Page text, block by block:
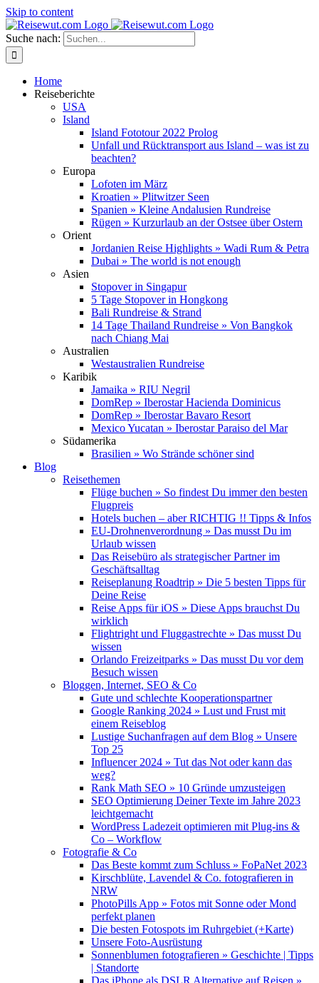
Skip to content
Suche nach:
Home
Reiseberichte
USA
Island
Island Fototour 2022 Prolog
Unfall und Rücktransport aus Island – was ist zu
beachten?
Europa
Lofoten im März
Kroatien » Plitwitzer Seen
Spanien » Kleine Andalusien Rundreise
Rügen » Kurzurlaub an der Ostsee über Ostern
Orient
Jordanien Reise Highlights » Wadi Rum & Petra
Dubai » The world is not enough
Asien
Stopover in Singapur
5 Tage Stopover in Hongkong
Bali Rundreise & Strand
14 Tage Thailand Rundreise » Von Bangkok
nach Chiang Mai
Australien
Westaustralien Rundreise
Karibik
Jamaika » RIU Negril
DomRep » Iberostar Hacienda Dominicus
DomRep » Iberostar Bavaro Resort
Mexico Yucatan » Iberostar Paraiso del Mar
Südamerika
Brasilien » Wo Strände schöner sind
Blog
Reisethemen
Flüge buchen » So findest Du immer den besten
Flugpreis
Hotels buchen – aber RICHTIG !! Tipps & Infos
EU-Drohnenverordnung » Das musst Du im
Urlaub wissen
Das Reisebüro als strategischer Partner im
Geschäftsalltag
Reiseplanung Roadtrip » Die 5 besten Tipps für
Deine Reise
Reise Apps für iOS » Diese Apps brauchst Du
wirklich
Flightright und Fluggastrechte » Das musst Du
wissen
Orlando Freizeitparks » Das musst Du vor dem
Besuch wissen
Bloggen, Internet, SEO & Co
Gute und schlechte Kooperationspartner
Google Ranking 2024 » Lust und Frust mit
einem Reiseblog
Lustige Suchanfragen auf dem Blog » Unsere
Top 25
Influencer 2024 » Tut das Not oder kann das
weg?
Rank Math SEO » 10 Gründe umzusteigen
SEO Optimierung Deiner Texte im Jahre 2023
leichtgemacht
WordPress Ladezeit optimieren mit Plug-ins &
Co – Workflow
Fotografie & Co
Das Beste kommt zum Schluss » FoPaNet 2023
Kirschblüte, Lavendel & Co. fotografieren in
NRW
PhotoPills App » Fotos mit Sonne oder Mond
perfekt planen
Die besten Fotospots im Ruhrgebiet (+Karte)
Unsere Foto-Ausrüstung
Sonnenblumen fotografieren » Geschichte | Tipps
| Standorte
Das iPhone als DSLR Alternative auf Reisen »